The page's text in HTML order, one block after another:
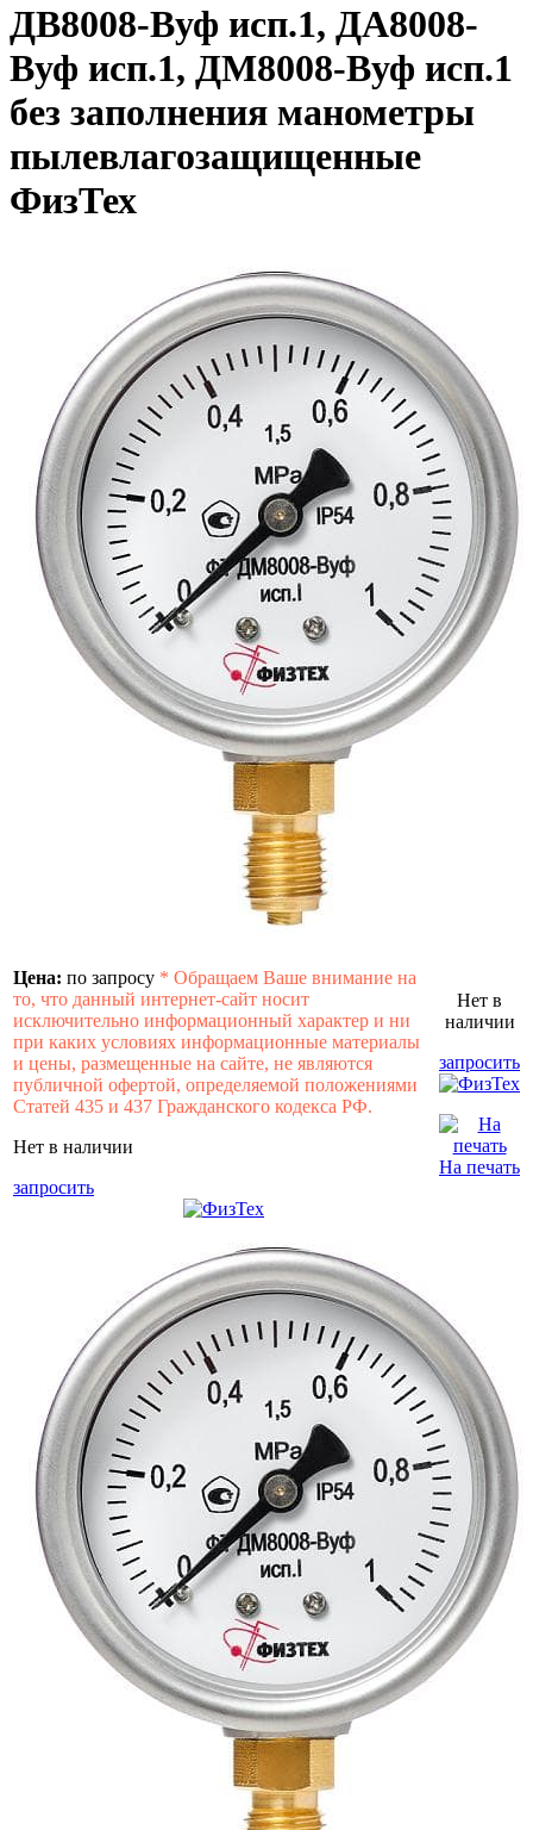
ДВ8008-Вуф исп.1, ДА8008-
Вуф исп.1, ДМ8008-Вуф исп.1
без заполнения манометры
пылевлагозащищенные
ФизТех
Цена: по запросу * Обращаем Ваше внимание на
то, что данный интернет-сайт носит
исключительно информационный характер и ни
при каких условиях информационные материалы
и цены, размещенные на сайте, не являются
публичной офертой, определяемой положениями
Статей 435 и 437 Гражданского кодекса РФ.
Нет в наличии
запросить
Нет в
наличии
запросить
На печать